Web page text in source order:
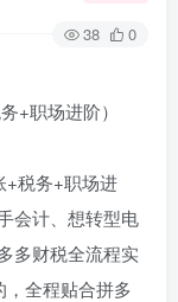
38 0
+税务+职场进
会计、想转型电
多财税全流程实
全程贴合拼多